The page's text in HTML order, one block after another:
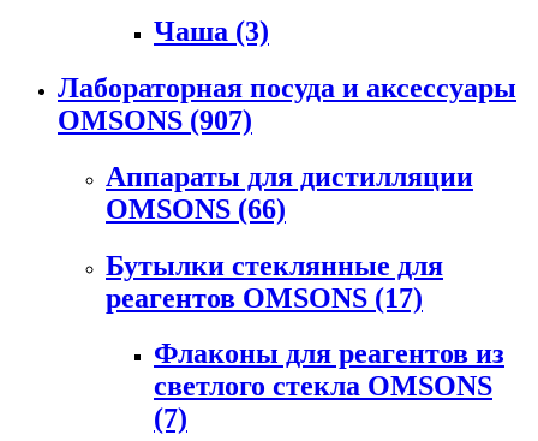
Чаша (3)
Лабораторная посуда и аксессуары
OMSONS (907)
Аппараты для дистилляции
OMSONS (66)
Бутылки стеклянные для
реагентов OMSONS (17)
Флаконы для реагентов из
светлого стекла OMSONS
(7)